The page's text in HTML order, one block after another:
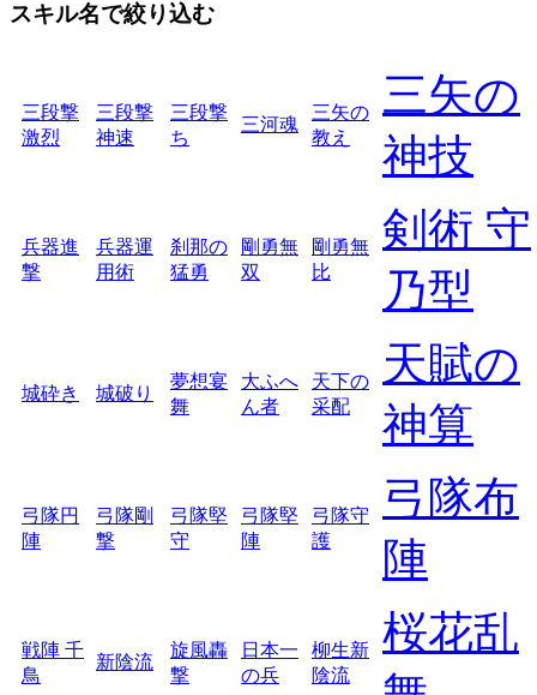
スキル名で絞り込む
三段撃
激烈
三段撃
神速
三段撃
ち
三河魂
三矢の
教え
三矢の
神技
兵器進
撃
兵器運
用術
刹那の
猛勇
剛勇無
双
剛勇無
比
剣術 守
乃型
城砕き 城破り
夢想宴
舞
大ふへ
ん者
天下の
采配
天賦の
神算
弓隊円
陣
弓隊剛
撃
弓隊堅
守
弓隊堅
陣
弓隊守
護
弓隊布
陣
戦陣 千
鳥
新陰流
旋風轟
撃
日本一
の兵
柳生新
陰流
桜花乱